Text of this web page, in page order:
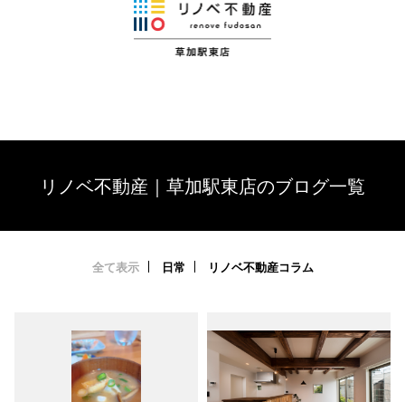
リノベ不動産｜草加駅東店のブログ一覧
全て表示 日常 リノベ不動産コラム